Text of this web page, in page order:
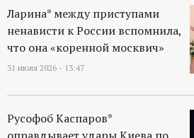
Ларина* между приступами
ненависти к России вспомнила,
что она «коренной москвич»
31 июля 2026 - 13:47
Русофоб Каспаров*